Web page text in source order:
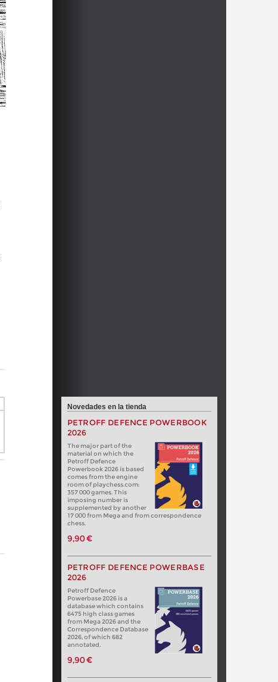
Novedades en la tienda
PETROFF DEFENCE POWERBOOK
2026
The major part of the
material on which the
Petroff Defence
Powerbook 2026 is based
comes from the engine
room of playchess.com:
357 000 games. This
imposing number is
supplemented by another
17 000 from Mega and from correspondence
chess.
9,90 €
PETROFF DEFENCE POWERBASE
2026
Petroff Defence
Powerbase 2026 is a
database which contains
6475 high class games
from Mega 2026 and the
Correspondence Database
2026, of which 682
annotated.
9,90 €